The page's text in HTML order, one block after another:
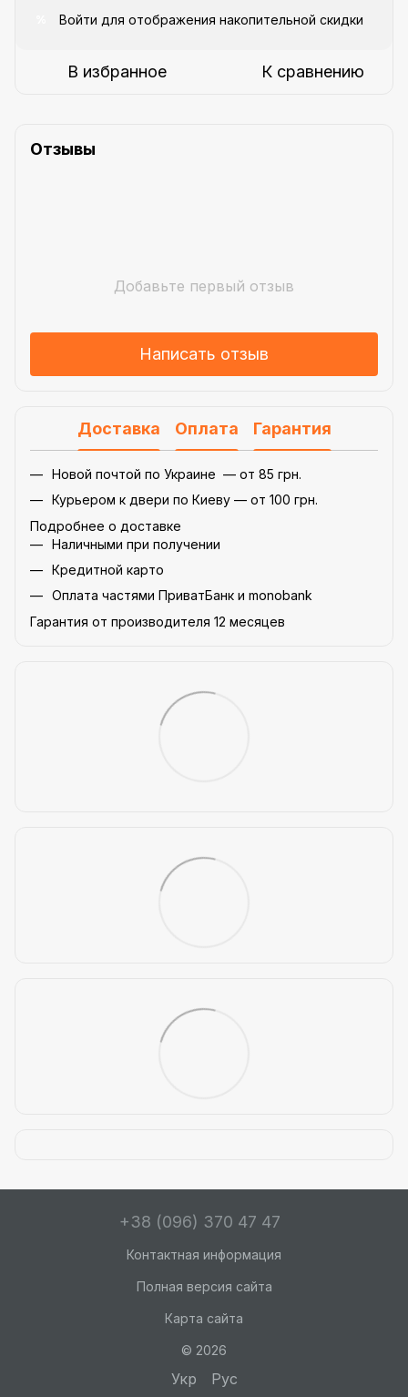
Войти для отображения накопительной скидки
В избранное К сравнению
Отзывы
Добавьте первый отзыв
Написать отзыв
Доставка Оплата Гарантия
Новой почтой по Украине — от 85 грн.
Курьером к двери по Киеву — от 100 грн.
Подробнее о доставке
Наличными при получении
Кредитной карто
Оплата частями ПриватБанк и monobank
Гарантия от производителя 12 месяцев
+38 (096) 370 47 47
Контактная информация
Полная версия сайта
Карта сайта
© 2026
Укр Рус